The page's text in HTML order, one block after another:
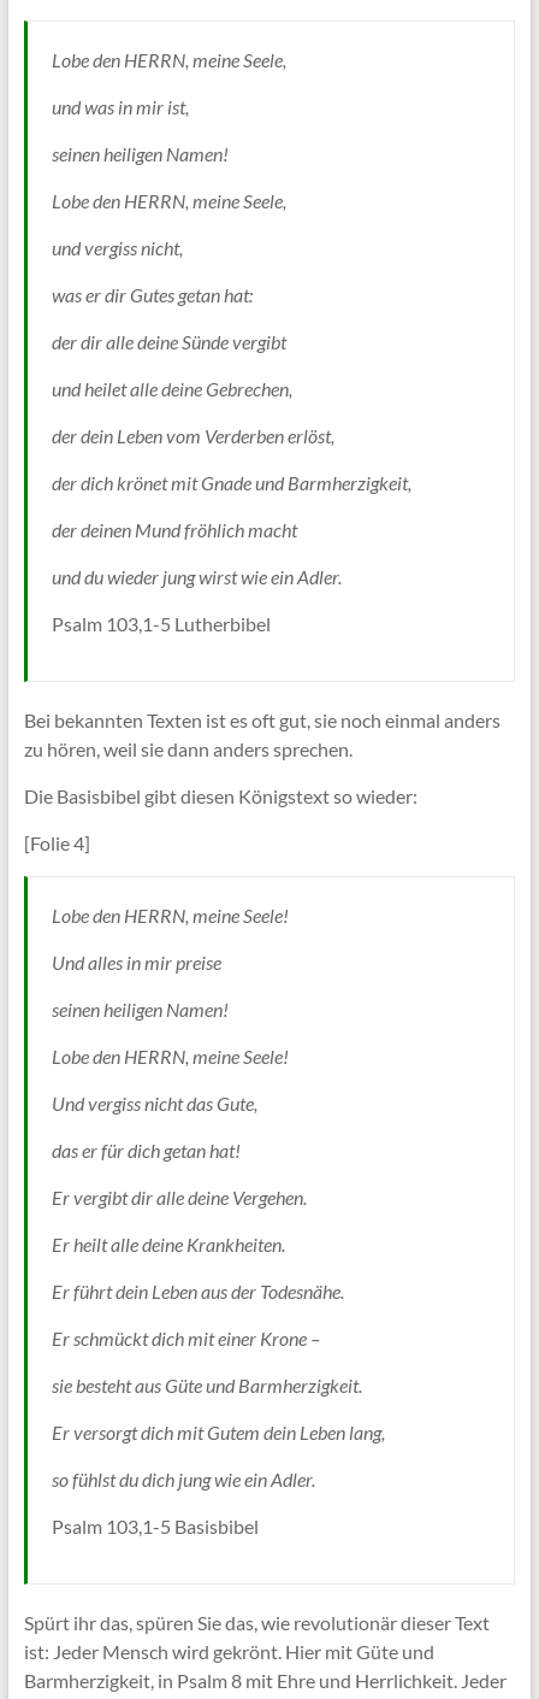
Lobe den HERRN, meine Seele,
und was in mir ist,
seinen heiligen Namen!
Lobe den HERRN, meine Seele,
und vergiss nicht,
was er dir Gutes getan hat:
der dir alle deine Sünde vergibt
und heilet alle deine Gebrechen,
der dein Leben vom Verderben erlöst,
der dich krönet mit Gnade und Barmherzigkeit,
der deinen Mund fröhlich macht
und du wieder jung wirst wie ein Adler.
Psalm 103,1-5 Lutherbibel
Bei bekannten Texten ist es oft gut, sie noch einmal anders
zu hören, weil sie dann anders sprechen.
Die Basisbibel gibt diesen Königstext so wieder:
[Folie 4]
Lobe den HERRN, meine Seele!
Und alles in mir preise
seinen heiligen Namen!
Lobe den HERRN, meine Seele!
Und vergiss nicht das Gute,
das er für dich getan hat!
Er vergibt dir alle deine Vergehen.
Er heilt alle deine Krankheiten.
Er führt dein Leben aus der Todesnähe.
Er schmückt dich mit einer Krone –
sie besteht aus Güte und Barmherzigkeit.
Er versorgt dich mit Gutem dein Leben lang,
so fühlst du dich jung wie ein Adler.
Psalm 103,1-5 Basisbibel
Spürt ihr das, spüren Sie das, wie revolutionär dieser Text
ist: Jeder Mensch wird gekrönt. Hier mit Güte und
Barmherzigkeit, in Psalm 8 mit Ehre und Herrlichkeit. Jeder